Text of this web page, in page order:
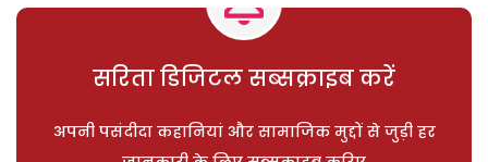
सरिता डिजिटल सब्सक्राइब करें
अपनी पसंदीदा कहानियां और सामाजिक मुद्दों से जुड़ी हर